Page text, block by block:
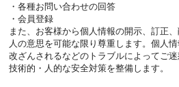
・各種お問い合わせの回答
・会員登録
また、お客様から個人情報の開示、訂正
人の意思を可能な限り尊重します。個人
改ざんされるなどのトラブルによってご迷
技術的・人的な安全対策を整備します。